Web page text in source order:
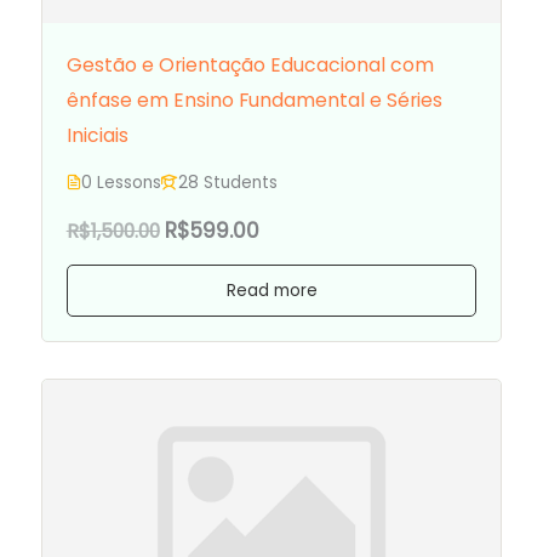
Gestão e Orientação Educacional com
ênfase em Ensino Fundamental e Séries
Iniciais
0 Lessons 28 Students
R$1,500.00 R$599.00
Read more